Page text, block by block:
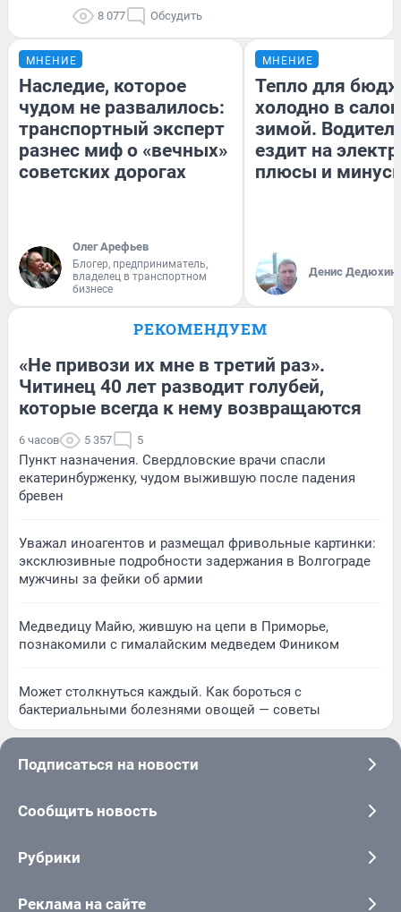
8 077 Обсудить
МНЕНИЕ
Наследие, которое
чудом не развалилось:
транспортный эксперт
разнес миф о «вечных»
советских дорогах
Олег Арефьев
Блогер, предприниматель,
владелец в транспортном
бизнесе
МНЕНИЕ
Тепло для
холодно в
зимой.
ездит на
плюсы и
Денис Дедюхин
РЕКОМЕНДУЕМ
«Не привози их мне в третий раз».
Читинец 40 лет разводит голубей,
которые всегда к нему возвращаются
6 часов 5 357 5
Пункт назначения. Свердловские врачи спасли
екатеринбурженку, чудом выжившую после падения
бревен
Уважал иноагентов и размещал фривольные картинки:
эксклюзивные подробности задержания в Волгограде
мужчины за фейки об армии
Медведицу Майю, жившую на цепи в Приморье,
познакомили с гималайским медведем Фиником
Может столкнуться каждый. Как бороться с
бактериальными болезнями овощей — советы
Подписаться на новости
Сообщить новость
Рубрики
Реклама на сайте